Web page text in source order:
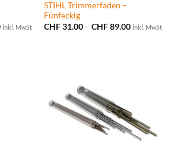
Preisspanne:
inkl. MwSt
STIHL Trimmerfaden –
Fünfeckig
CHF31.00 – CHF89.00 inkl. MwSt